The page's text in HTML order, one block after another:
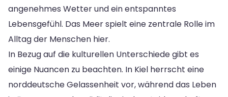
angenehmes Wetter und ein entspanntes
Lebensgefühl. Das Meer spielt eine zentrale Rolle im
Alltag der Menschen hier.
In Bezug auf die kulturellen Unterschiede gibt es
einige Nuancen zu beachten. In Kiel herrscht eine
norddeutsche Gelassenheit vor, während das Leben